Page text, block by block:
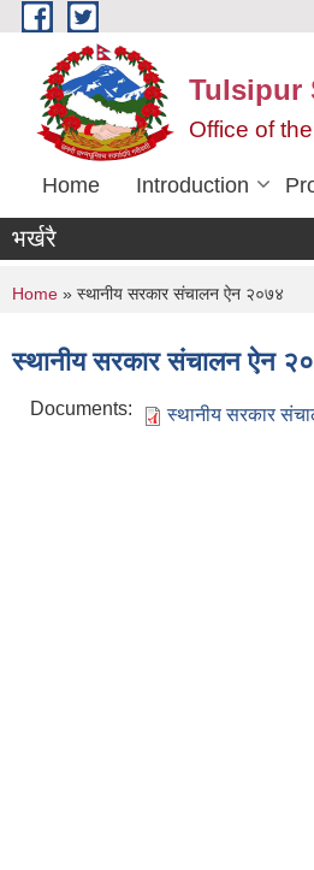
Skip to main content
Tulsipur
Office of
Home Introduction
भर्खरै
You are here
Home » स्थानीय सरकार संचालन ऐन २०७४
स्थानीय सरकार संचालन ऐन
Documents: स्थानीय सरकार